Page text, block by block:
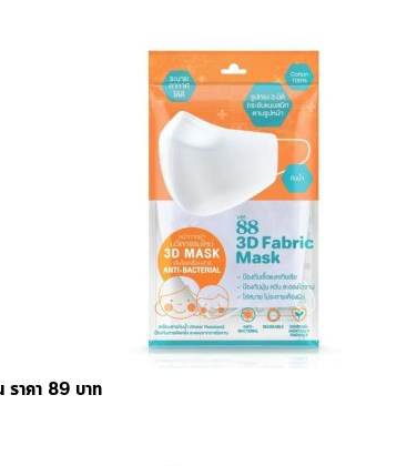
ราคา 89 บาท